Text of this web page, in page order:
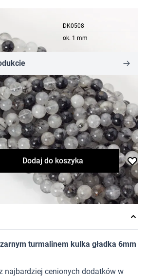
DK0508
ok. 1 mm
szt.
Dostępność:niska
Dodaj do koszyka
turmalinem kulka gładka 6mm
najbardziej cenionych dodatków w